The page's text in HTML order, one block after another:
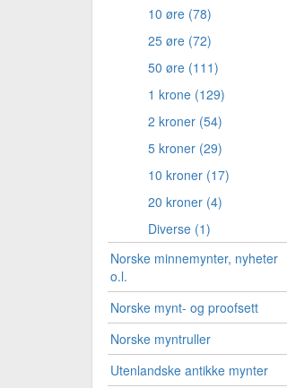
10 øre (78)
25 øre (72)
50 øre (111)
1 krone (129)
2 kroner (54)
5 kroner (29)
10 kroner (17)
20 kroner (4)
Diverse (1)
Norske minnemynter, nyheter
o.l.
Norske mynt- og proofsett
Norske myntruller
Utenlandske antikke mynter